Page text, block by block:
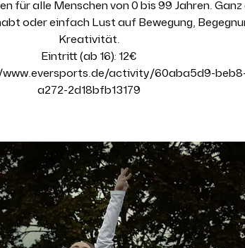
für alle Menschen von 0 bis 99 Jahren. Ganz
oder einfach Lust auf Bewegung,
Kreativität.
Eintritt (ab 16): 12€
www.eversports.de/activity/60aba5d9-
a272-2d18bfb13179